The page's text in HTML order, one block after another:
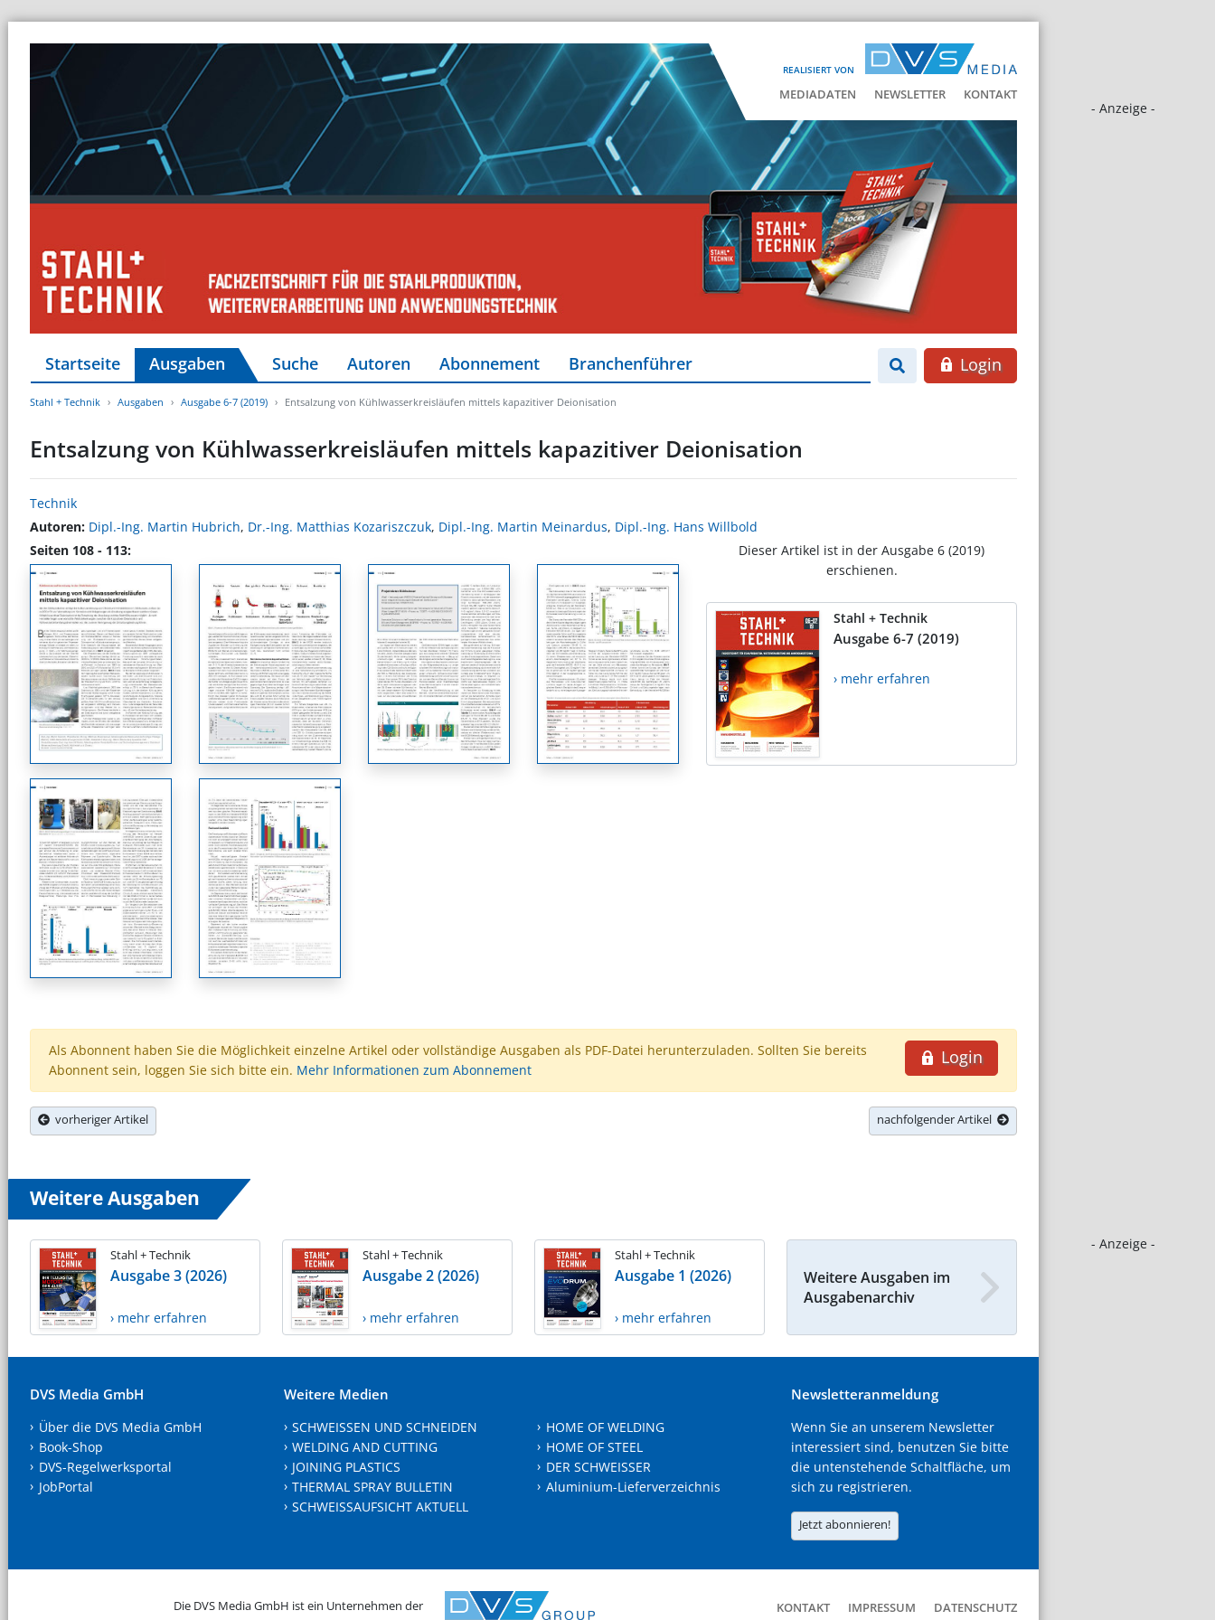
REALISIERT VON
MEDIADATEN NEWSLETTER KONTAKT
- Anzeige -
- Anzeige -
Startseite Ausgaben Suche Autoren Abonnement Branchenführer Login
Stahl + Technik Ausgaben Ausgabe 6-7 (2019) Entsalzung von Kühlwasserkreisläufen mittels kapazitiver Deionisation
Entsalzung von Kühlwasserkreisläufen mittels kapazitiver Deionisation
Technik
Autoren: Dipl.-Ing. Martin Hubrich, Dr.-Ing. Matthias Kozariszczuk, Dipl.-Ing. Martin Meinardus, Dipl.-Ing. Hans Willbold
Seiten 108 - 113:
Dieser Artikel ist in der Ausgabe 6 (2019)
erschienen.
Stahl + Technik
Ausgabe 6-7 (2019)
› mehr erfahren
Login
Als Abonnent haben Sie die Möglichkeit einzelne Artikel oder vollständige Ausgaben als PDF-Datei herunterzuladen. Sollten Sie bereits
Abonnent sein, loggen Sie sich bitte ein. Mehr Informationen zum Abonnement
vorheriger Artikel nachfolgender Artikel
Weitere Ausgaben
Stahl + Technik
Ausgabe 3 (2026)
› mehr erfahren
Stahl + Technik
Ausgabe 2 (2026)
› mehr erfahren
Stahl + Technik
Ausgabe 1 (2026)
› mehr erfahren
Weitere Ausgaben im
Ausgabenarchiv
DVS Media GmbH
Über die DVS Media GmbH
Book-Shop
DVS-Regelwerksportal
JobPortal
Weitere Medien
SCHWEISSEN UND SCHNEIDEN
WELDING AND CUTTING
JOINING PLASTICS
THERMAL SPRAY BULLETIN
SCHWEISSAUFSICHT AKTUELL
HOME OF WELDING
HOME OF STEEL
DER SCHWEISSER
Aluminium-Lieferverzeichnis
Newsletteranmeldung
Wenn Sie an unserem Newsletter
interessiert sind, benutzen Sie bitte
die untenstehende Schaltfläche, um
sich zu registrieren.
Jetzt abonnieren!
Die DVS Media GmbH ist ein Unternehmen der KONTAKT IMPRESSUM DATENSCHUTZ